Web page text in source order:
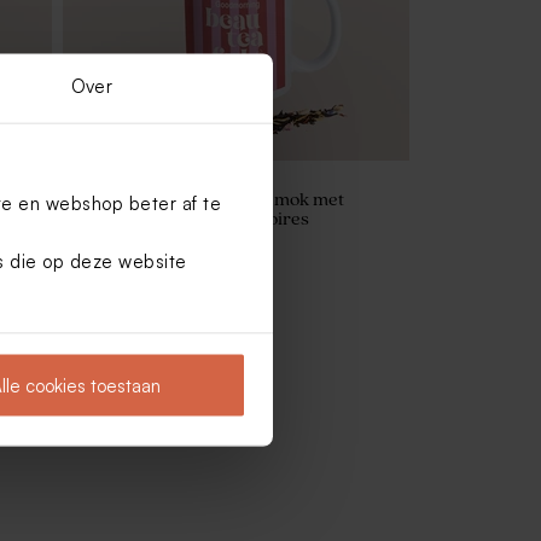
Over
en webshop beter af te
die op deze website
cookies toestaan
Gepersonaliseerde theemok met
strepen, thee en accessoires